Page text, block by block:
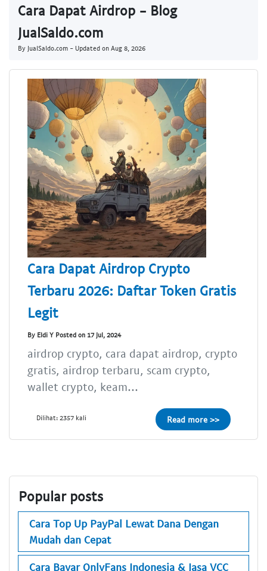
Cara Dapat Airdrop - Blog
JualSaldo.com
By JualSaldo.com - Updated on Aug 8, 2026
Cara Dapat Airdrop Crypto
Terbaru 2026: Daftar Token Gratis
Legit
By Eldi Y Posted on 17 Jul, 2024
airdrop crypto, cara dapat airdrop, crypto
gratis, airdrop terbaru, scam crypto,
wallet crypto, keam...
Dilihat: 2357 kali Read more >>
Popular posts
Cara Top Up PayPal Lewat Dana Dengan
Mudah dan Cepat
Cara Bayar OnlyFans Indonesia & Jasa VCC